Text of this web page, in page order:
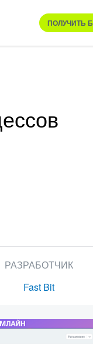
ПОЛУЧИТЬ
РАЗРАБОТЧИК
Fast Bit